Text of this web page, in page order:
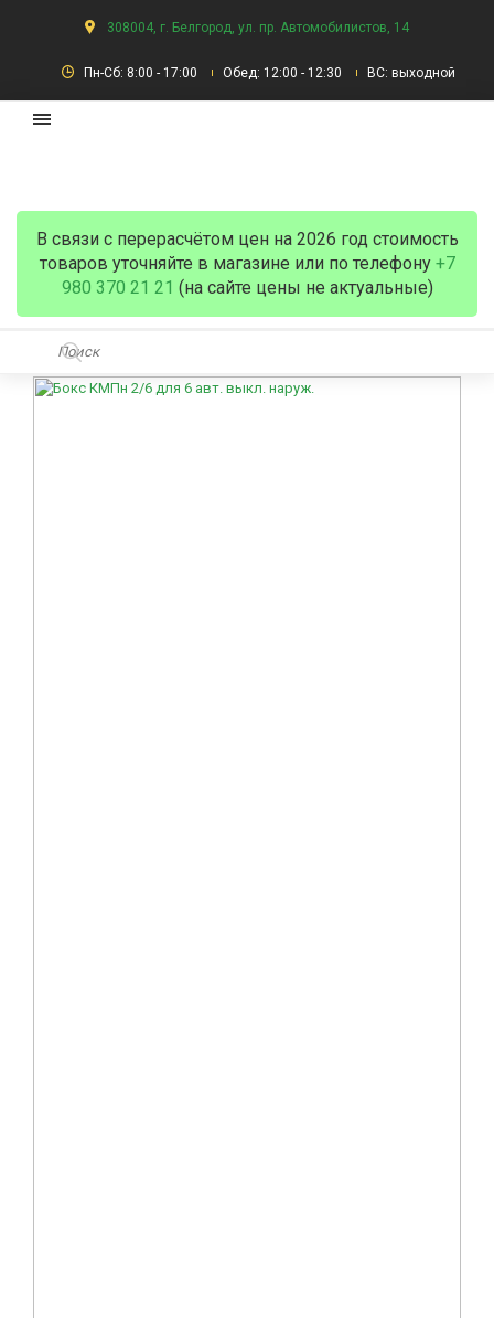
308004, г. Белгород, ул. пр. Автомобилистов, 14
Пн-Сб: 8:00 - 17:00 Обед: 12:00 - 12:30 ВС: выходной
В связи с перерасчётом цен на 2026 год стоимость
товаров уточняйте в магазине или по телефону +7
980 370 21 21 (на сайте цены не актуальные)